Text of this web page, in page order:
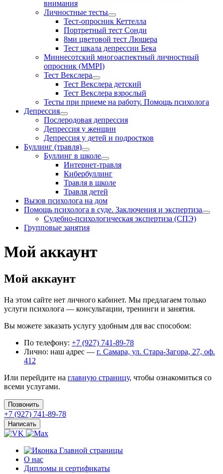
внимания
Личностные тесты
Тест-опросник Кеттелла
Портретный тест Сонди
8ми цветовой тест Люшера
Тест шкала депрессии Бека
Миннесотский многоаспектный личностный
опросник (MMPI)
Тест Векслера
Тест Векслера детский
Тест Векслера взрослый
Тесты при приеме на работу. Помощь психолога
Депрессия
Послеродовая депрессия
Депрессия у женщин
Депрессия у детей и подростков
Буллинг (травля)
Буллинг в школе
Интернет-травля
Кибербуллинг
Травля в школе
Травля детей
Вызов психолога на дом
Помощь психолога в суде. Заключения и экспертиза
Судебно-психологическая экспертиза (СПЭ)
Групповые занятия
Мой аккаунт
Мой аккаунт
На этом сайте нет личного кабинет. Мы предлагаем только
услуги психолога — консультации, тренинги и занятия.
Вы можете заказать услугу удобным для вас способом:
По телефону: +7 (927) 741-89-78
Лично: наш адрес — г. Самара, ул. Стара-Загора, 27, оф.
412
Или перейдите на главную страницу, чтобы ознакомиться со
всеми услугами.
Позвонить
+7 (927) 741-89-78
Написать
О нас
Дипломы и сертификаты